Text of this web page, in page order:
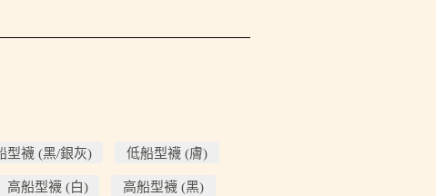
型襪 (黑/銀灰) 低船型襪 (膚)
高船型襪 (白) 高船型襪 (黑)